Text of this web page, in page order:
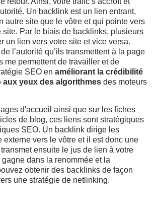
Un backlink est un lien entrant,
autre site que le vôtre et qui pointe vers
site. Par le biais de backlinks, plusieurs
un lien vers votre site et vice versa.
l’autorité qu’ils transmettent à la page
me permettent de travailler et de
SEO enaméliorant la crédibilité
aux yeux des algorithmes des moteurs
d'accueil ainsi que sur les fiches
de blog, ces liens sont stratégiques
SEO. Un backlink dirige les
externe vers le vôtre et il est donc une
ensuite le jus de lien à votre
dans la renommée et la
obtenir des backlinks de façon
une stratégie de netlinking.